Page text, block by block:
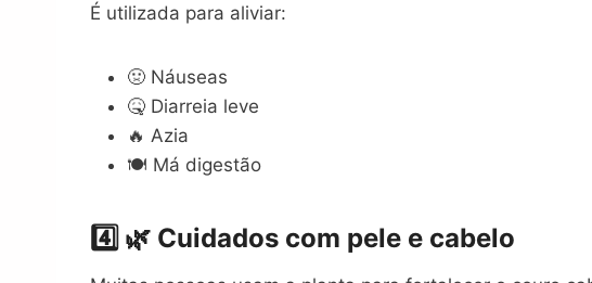
É utilizada para aliviar:
🤢 Náuseas
🤒 Diarreia leve
🔥 Azia
🍽️ Má digestão
4️⃣ 🌿 Cuidados com pele e cabelo